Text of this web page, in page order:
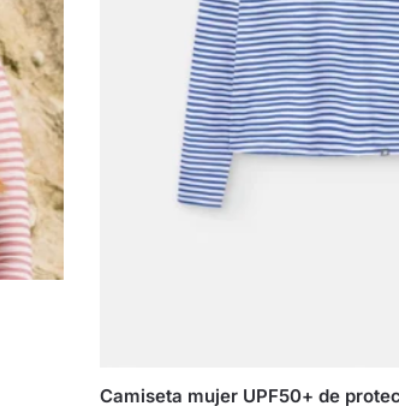
Camiseta mujer UPF50+ de